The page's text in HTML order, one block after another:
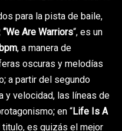
para la pista de baile,
“We Are Warriors“, es un
, a manera de
oscuras y melodías
a partir del segundo
y velocidad, las líneas de
en “Life Is A
titulo, es quizás el mejor